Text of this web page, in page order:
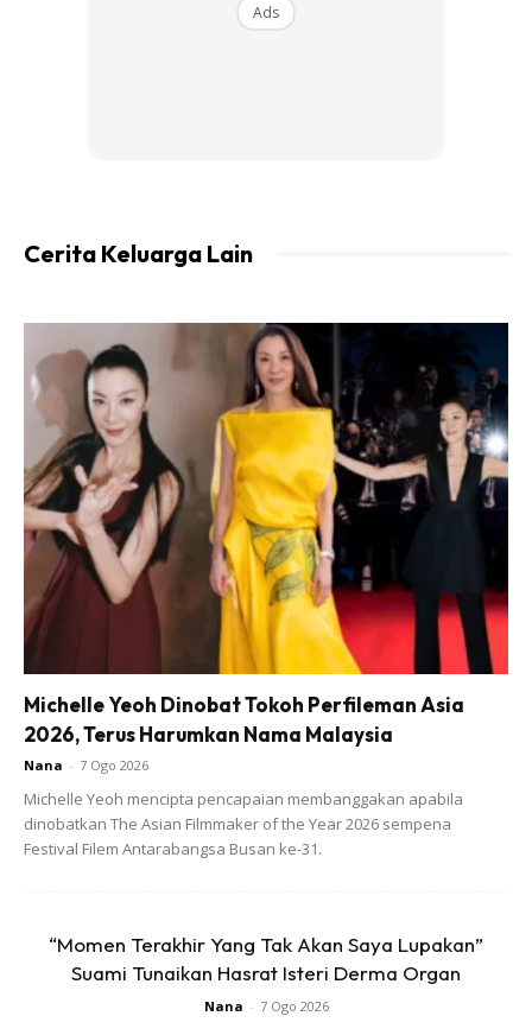
Dah Tawan Puncak Gunung Kinabalu.
Gunung Kinabalu Bersama Kedua Ibu
Bapanya. Baby Hana Sofea Baru Berusia 1
Tahun Setengah.
Mereka Sekeluarga Menyambut Tahun
Baharu Di Puncak Kinabalu. Terbaik Lah
Gambar sekitar puncak Gunung Kinabalu, Sabah
Ads
Cerita Keluarga Lain
Michelle Yeoh Dinobat Tokoh Perfileman Asia
2026, Terus Harumkan Nama Malaysia
Nana - 7 Ogo 2026
Michelle Yeoh mencipta pencapaian membanggakan apabila
dinobatkan The Asian Filmmaker of the Year 2026 sempena
Festival Filem Antarabangsa Busan ke-31.
“Momen Terakhir Yang Tak Akan Saya Lupakan”
Suami Tunaikan Hasrat Isteri Derma Organ
Nana - 7 Ogo 2026